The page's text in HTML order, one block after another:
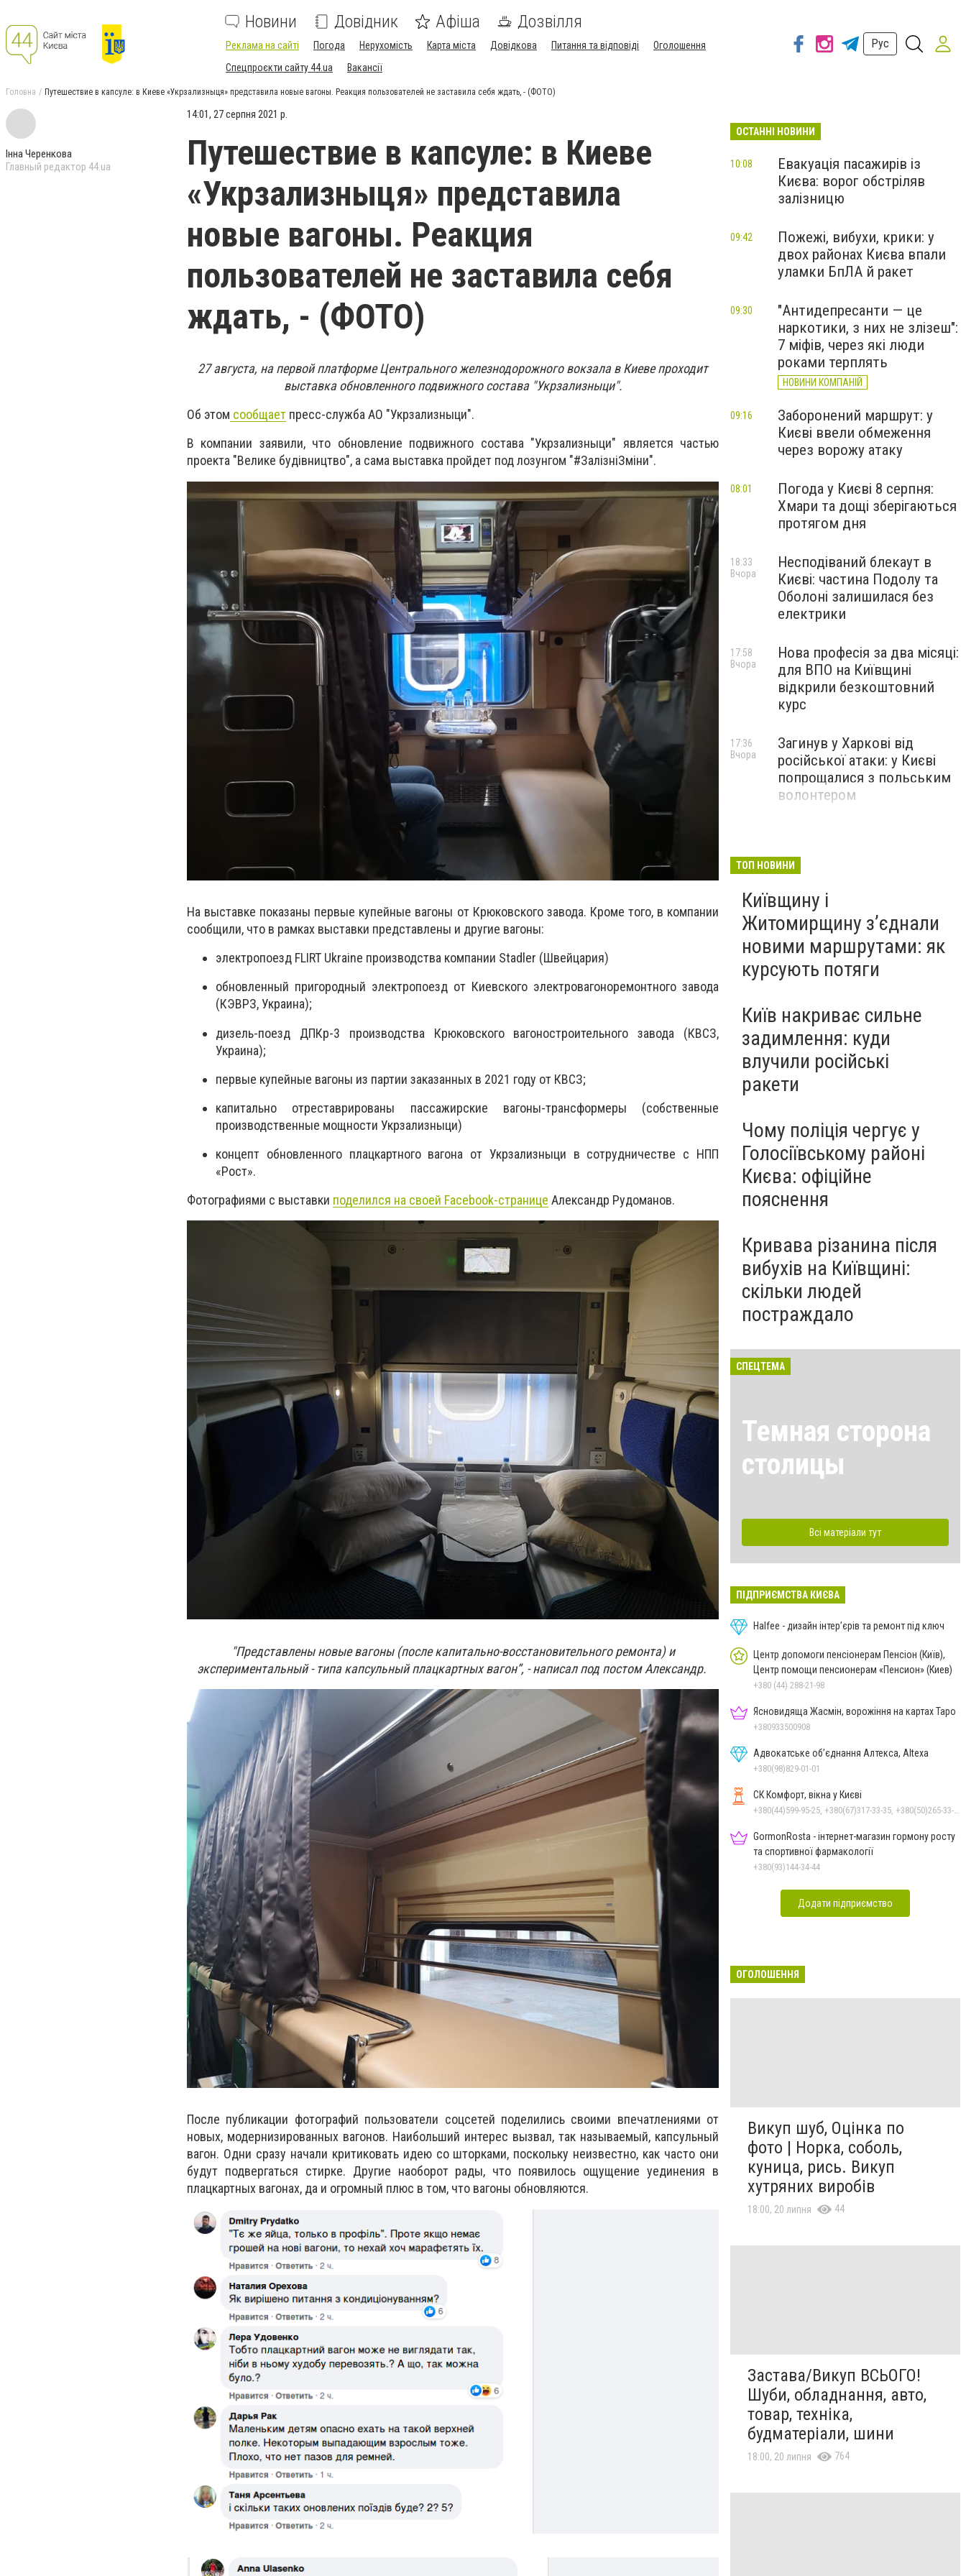
Новини Довідник Афіша Дозвілля
Реклама на сайті Погода Нерухомість Карта міста Довідкова Питання та відповіді
Оголошення
Спецпроєкти сайту 44.ua
Вакансії
Рус
Головна Путешествие в капсуле: в Киеве «Укрзализныця» представила новые вагоны. Реакция пользователей не заставила себя ждать, - (ФОТО)
Інна Черенкова
Главный редактор 44.ua
14:01, 27 серпня 2021 р.
Путешествие в капсуле: в Киеве
«Укрзализныця» представила
новые вагоны. Реакция
пользователей не заставила себя
ждать, - (ФОТО)
27 августа, на первой платформе Центрального железнодорожного вокзала в Киеве проходит
выставка обновленного подвижного состава "Укрзализныци".
Об этом сообщает пресс-служба АО "Укрзализныци".
В компании заявили, что обновление подвижного состава "Укрзализныци" является частью
проекта "Велике будівництво", а сама выставка пройдет под лозунгом "#ЗалізніЗміни".
На выставке показаны первые купейные вагоны от Крюковского завода. Кроме того, в компании
сообщили, что в рамках выставки представлены и другие вагоны:
электропоезд FLIRT Ukraine производства компании Stadler (Швейцария)
обновленный пригородный электропоезд от Киевского электровагоноремонтного завода
(КЭВРЗ, Украина);
дизель-поезд ДПКр-3 производства Крюковского вагоностроительного завода (КВСЗ,
Украина);
первые купейные вагоны из партии заказанных в 2021 году от КВСЗ;
капитально отреставрированы пассажирские вагоны-трансформеры (собственные
производственные мощности Укрзализныци)
концепт обновленного плацкартного вагона от Укрзализныци в сотрудничестве с НПП
«Рост».
Фотографиями с выставки поделился на своей Facebook-странице Александр Рудоманов.
"Представлены новые вагоны (после капитально-восстановительного ремонта) и
экспериментальный - типа капсульный плацкартных вагон”, - написал под постом Александр.
После публикации фотографий пользователи соцсетей поделились своими впечатлениями от
новых, модернизированных вагонов. Наибольший интерес вызвал, так называемый, капсульный
вагон. Одни сразу начали критиковать идею со шторками, поскольку неизвестно, как часто они
будут подвергаться стирке. Другие наоборот рады, что появилось ощущение уединения в
плацкартных вагонах, да и огромный плюс в том, что вагоны обновляются.
ОСТАННІ НОВИНИ
Евакуація пасажирів із
Києва: ворог обстріляв
залізницю
10:08
Пожежі, вибухи, крики: у
двох районах Києва впали
уламки БпЛА й ракет
09:42
"Антидепресанти — це
наркотики, з них не злізеш":
7 міфів, через які люди
роками терплять
НОВИНИ КОМПАНІЙ
09:30
Заборонений маршрут: у
Києві ввели обмеження
через ворожу атаку
09:16
Погода у Києві 8 серпня:
Хмари та дощі зберігаються
протягом дня
08:01
Несподіваний блекаут в
Києві: частина Подолу та
Оболоні залишилася без
електрики
18:33
Вчора
Нова професія за два місяці:
для ВПО на Київщині
відкрили безкоштовний
курс
17:58
Вчора
Загинув у Харкові від
російської атаки: у Києві
попрощалися з польським
волонтером
17:36
Вчора
ТОП НОВИНИ
Київщину і
Житомирщину з’єднали
новими маршрутами: як
курсують потяги
Київ накриває сильне
задимлення: куди
влучили російські
ракети
Чому поліція чергує у
Голосіївському районі
Києва: офіційне
пояснення
Кривава різанина після
вибухів на Київщині:
скільки людей
постраждало
СПЕЦТЕМА
Темная сторона
столицы
Всі матеріали тут
ПІДПРИЄМСТВА КИЄВА
Halfee - дизайн інтер’єрів та ремонт під ключ
Центр допомоги пенсіонерам Пенсіон (Київ),
Центр помощи пенсионерам «Пенсион» (Киев)
+380 (44) 288-21-98
Ясновидяща Жасмін, ворожіння на картах Таро
+380933500908
Адвокатське об’єднання Алтекса, Altexa
+380(98)829-01-01
СК Комфорт, вікна у Києві
GormonRosta - інтернет-магазин гормону росту
та спортивної фармакології
+380(93)144-34-44
Додати підприємство
ОГОЛОШЕННЯ
Викуп шуб, Оцінка по
фото | Норка, соболь,
куница, рись. Викуп
хутряних виробів
18:00, 20 липня 44
Застава/Викуп ВСЬОГО!
Шуби, обладнання, авто,
товар, техніка,
будматеріали, шини
18:00, 20 липня 764